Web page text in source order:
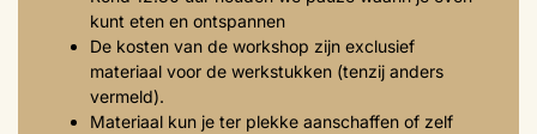
kunt eten en ontspannen
De kosten van de workshop zijn exclusief
materiaal voor de werkstukken (tenzij anders
vermeld).
Materiaal kun je ter plekke aanschaffen of zelf